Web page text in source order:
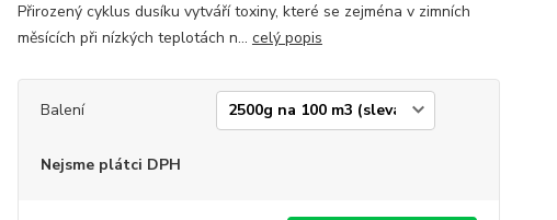
Přirozený cyklus dusíku vytváří toxiny, které se zejména v zimních
měsících při nízkých teplotách n... celý popis
Balení
Nejsme plátci DPH